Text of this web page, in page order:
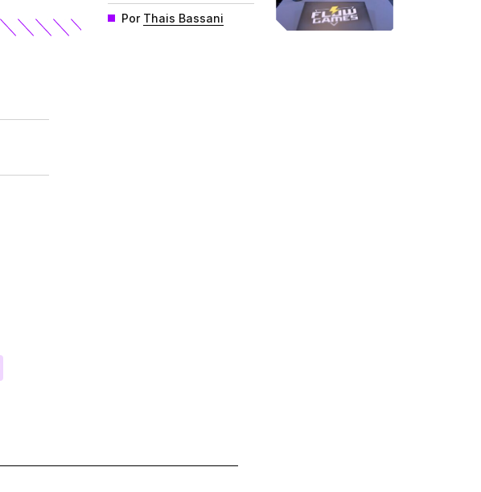
Por Thais Bassani